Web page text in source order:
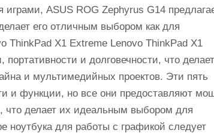
играми, ASUS ROG Zephyrus G14
его отличным выбором как для
ThinkPad X1 Extreme Lenovo ThinkPad X1
и долговечности, что
и мультимедийных проектов. Эти пять
и функции, но все они предоставляют
что делает их идеальным выбором для
ноутбука для работы с графикой следует